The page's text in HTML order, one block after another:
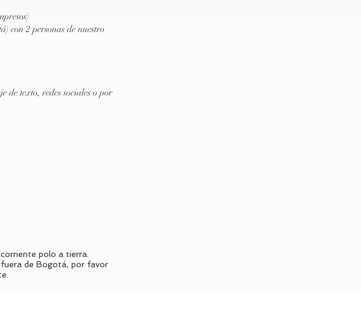
con 2 personas de nuestro
de texto, redes sociales o por
polo a tierra.
fuera de Bogotá, por favor